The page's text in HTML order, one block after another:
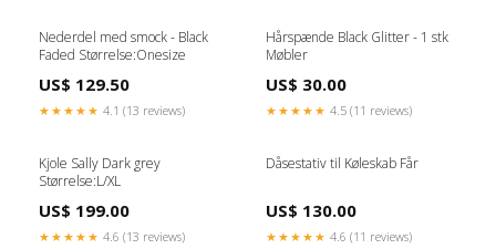
Nederdel med smock - Black
Faded Størrelse:Onesize
US$ 129.50
★★★★★ 4.1 (13 reviews)
Hårspænde Black Glitter - 1 stk
Møbler
US$ 30.00
★★★★★ 4.5 (11 reviews)
Kjole Sally Dark grey
Størrelse:L/XL
US$ 199.00
★★★★★ 4.6 (13 reviews)
Dåsestativ til Køleskab Får
US$ 130.00
★★★★★ 4.6 (11 reviews)